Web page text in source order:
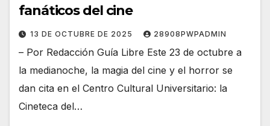
fanáticos del cine
13 DE OCTUBRE DE 2025 28908PWPADMIN
– Por Redacción Guía Libre Este 23 de octubre a
la medianoche, la magia del cine y el horror se
dan cita en el Centro Cultural Universitario: la
Cineteca del…